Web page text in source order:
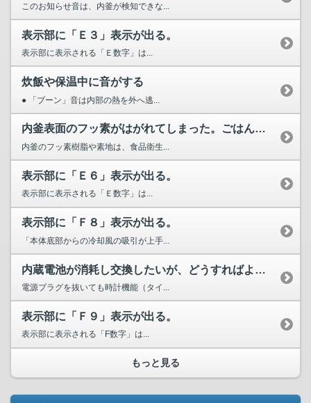
このお知らせ音は、内釜が検知できな...
表示部に「Ｅ３」表示が出る。
表示部に表示される「Ｅ数字」は...
炊飯や保温中に音がする
● 「ブーン」音は内部の熱を外へ逃...
内釜表面のフッ素がはがれてしまった。ごはんとともに食べてし...
内釜のフッ素樹脂や素地は、食品衛生...
表示部に「Ｅ６」表示が出る。
表示部に表示される「Ｅ数字」は...
表示部に「Ｆ８」表示が出る。
「本体底部からの冷却風の吸引が上手...
内蔵電池が消耗し交換したいが、どうすればよいか？
電源プラグを抜いても時計機能（タイ...
表示部に「Ｆ９」表示が出る。
表示部に表示される「F数字」は...
もっと見る